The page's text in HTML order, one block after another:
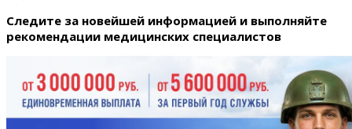
Следите за новейшей информацией и выполняйте
рекомендации медицинских специалистов